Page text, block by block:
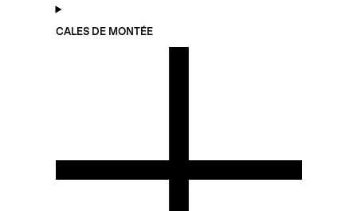
CALES DE MONTÉE